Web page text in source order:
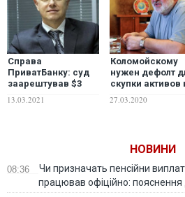
Справа
ПриватБанку: суд
заарештував $3
Яценка
13.03.2021
Коломойскому
нужен дефолт
скупки активов
27.03.2020
НОВИНИ
08:36
Чи призначать пенсійни
працював офіційно: пояснення